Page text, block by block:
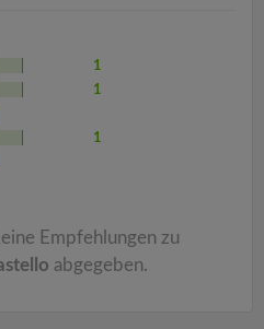
1
1
1
Empfehlungen zu
abgegeben.